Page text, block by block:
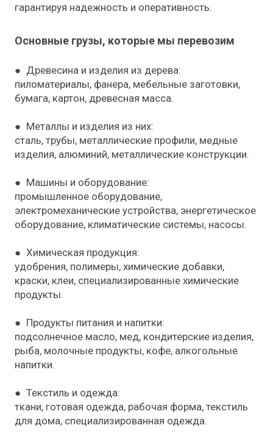
гарантируя надежность и оперативность.
Основные грузы, которые мы перевозим
● Древесина и изделия из дерева:
пиломатериалы, фанера, мебельные заготовки,
бумага, картон, древесная масса.
● Металлы и изделия из них:
сталь, трубы, металлические профили, медные
изделия, алюминий, металлические конструкции.
● Машины и оборудование:
промышленное оборудование,
электромеханические устройства, энергетическое
оборудование, климатические системы, насосы.
● Химическая продукция:
удобрения, полимеры, химические добавки,
краски, клеи, специализированные химические
продукты.
● Продукты питания и напитки:
подсолнечное масло, мед, кондитерские изделия,
рыба, молочные продукты, кофе, алкогольные
напитки.
● Текстиль и одежда:
ткани, готовая одежда, рабочая форма, текстиль
для дома, специализированная одежда.